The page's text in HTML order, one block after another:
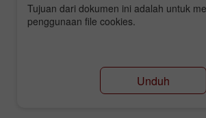
Tujuan dari dokumen ini adalah untuk
penggunaan file cookies.
Unduh